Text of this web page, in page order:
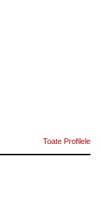
Toate Profilele